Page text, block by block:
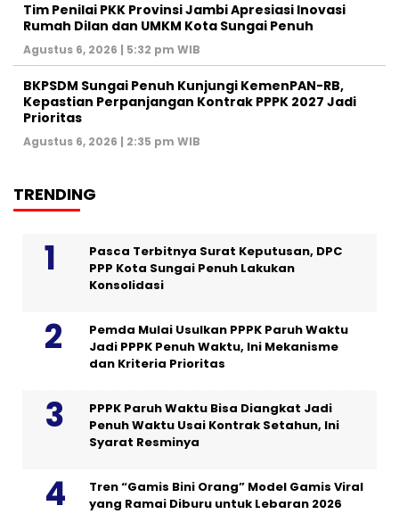
Tim Penilai PKK Provinsi Jambi Apresiasi Inovasi
Rumah Dilan dan UMKM Kota Sungai Penuh
Agustus 6, 2026 | 5:32 pm WIB
BKPSDM Sungai Penuh Kunjungi KemenPAN-RB,
Kepastian Perpanjangan Kontrak PPPK 2027 Jadi
Prioritas
Agustus 6, 2026 | 2:35 pm WIB
TRENDING
Pasca Terbitnya Surat Keputusan, DPC
PPP Kota Sungai Penuh Lakukan
Konsolidasi
Pemda Mulai Usulkan PPPK Paruh Waktu
Jadi PPPK Penuh Waktu, Ini Mekanisme
dan Kriteria Prioritas
PPPK Paruh Waktu Bisa Diangkat Jadi
Penuh Waktu Usai Kontrak Setahun, Ini
Syarat Resminya
Tren “Gamis Bini Orang” Model Gamis Viral
yang Ramai Diburu untuk Lebaran 2026